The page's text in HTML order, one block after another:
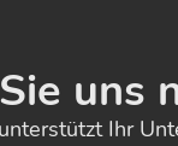
uns
Ihr